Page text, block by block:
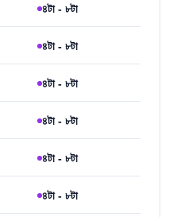
৪টা - ৮টা
৪টা - ৮টা
৪টা - ৮টা
৪টা - ৮টা
৪টা - ৮টা
৪টা - ৮টা